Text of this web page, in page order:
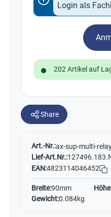
Login als
202 Artikel auf
Share
Art.-Nr.:ax-sup-multi-
Lief-Art.Nr.:
EAN:4823114046452
Breite:90mm
Gewicht:0.084kg